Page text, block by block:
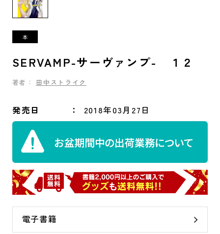
SERVAMP-サーヴァンプ- １２
著者： 田中ストライク
発売日 2018年03月27日
電子書籍